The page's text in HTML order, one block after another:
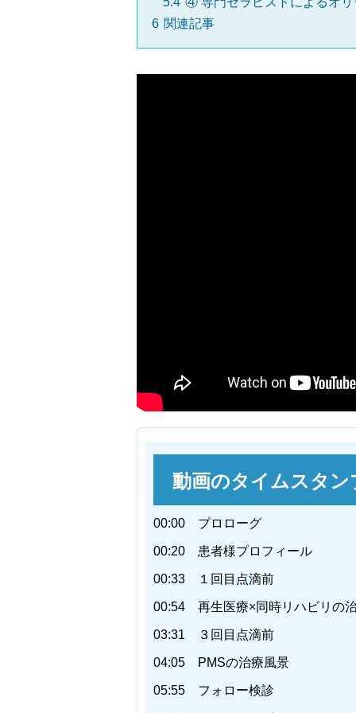
6 関連記事
動画のタイムスタン
00:00 プロローグ
00:20 患者様プロフィール
00:33 １回目点滴前
00:54 再生医療×同時リハビリの
03:31 ３回目点滴前
04:05 PMSの治療風景
05:55 フォロー検診